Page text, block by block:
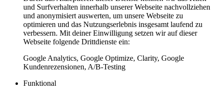
und Surfverhalten innerhalb unserer Webseite nachvollziehen
und anonymisiert auswerten, um unsere Webseite zu
optimieren und das Nutzungserlebnis insgesamt laufend zu
verbessern. Mit deiner Einwilligung setzen wir auf dieser
Webseite folgende Drittdienste ein:
Google Analytics, Google Optimize, Clarity, Google
Kundenrezensionen, A/B-Testing
Funktional